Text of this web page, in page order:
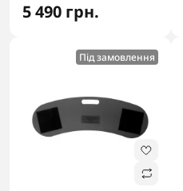
5 490 грн.
Під замовлення